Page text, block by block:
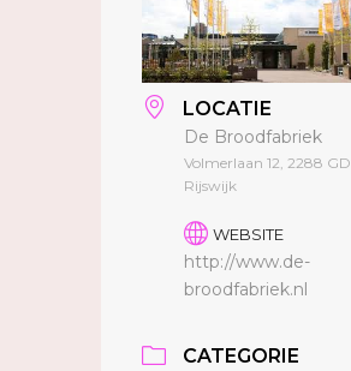
LOCATIE
De Broodfabriek
Volmerlaan 12, 2288 GD
Rijswijk
WEBSITE
http://www.de-
broodfabriek.nl
CATEGORIE